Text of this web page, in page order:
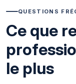
QUESTIONS
Ce que
le plus